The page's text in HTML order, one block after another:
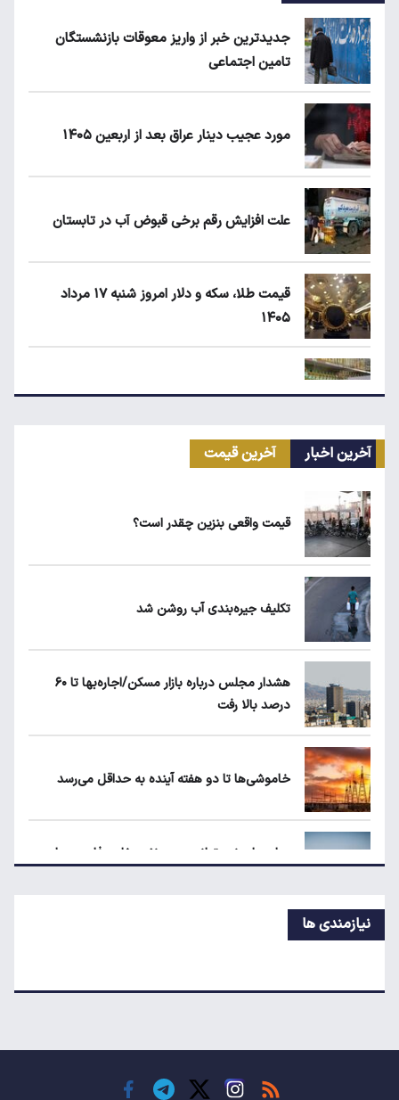
جدیدترین خبر از واریز معوقات بازنشستگان
تامین اجتماعی
مورد عجیب دینار عراق بعد از اربعین ۱۴۰۵
علت افزایش رقم برخی قبوض آب در تابستان
قیمت طلا، سکه و دلار امروز شنبه ۱۷ مرداد
۱۴۰۵
یارانه نقدی و کالابرگ این افراد حذف شد
مرغ گران می‌شود
ریزش قیمت خودرو چقدر احتمال دارد؟
سهمیه بنزین خودروهای فرسوده قطع می‌شود؟
آخرین اخبار آخرین قیمت
قیمت واقعی بنزین چقدر است؟
تکلیف جیره‌بندی آب روشن شد
هشدار مجلس درباره بازار مسکن/اجاره‌بها تا ۶۰
درصد بالا رفت
خاموشی‌ها تا دو هفته آینده به حداقل می‌رسد
چرا جهان نمی‌تواند بدون نفت خلیج فارس دوام
نیازمندی ها